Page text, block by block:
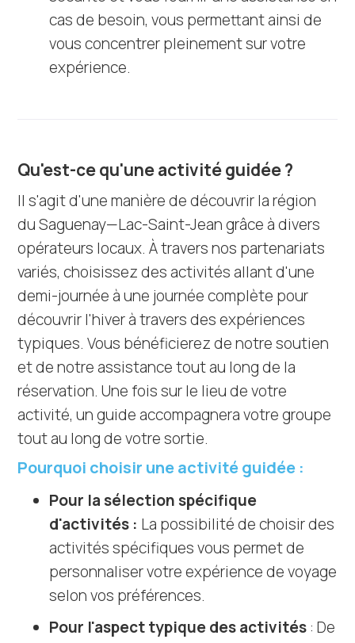
cas de besoin, vous permettant ainsi de
vous concentrer pleinement sur votre
expérience.
Qu'est-ce qu'une activité guidée ?
Il s'agit d'une manière de découvrir la région
du Saguenay—Lac-Saint-Jean grâce à divers
opérateurs locaux. À travers nos partenariats
variés, choisissez des activités allant d'une
demi-journée à une journée complète pour
découvrir l'hiver à travers des expériences
typiques. Vous bénéficierez de notre soutien
et de notre assistance tout au long de la
réservation. Une fois sur le lieu de votre
activité, un guide accompagnera votre groupe
tout au long de votre sortie.
Pourquoi choisir une activité guidée :
Pour la sélection spécifique
d'activités : La possibilité de choisir des
activités spécifiques vous permet de
personnaliser votre expérience de voyage
selon vos préférences.
Pour l'aspect typique des activités: De